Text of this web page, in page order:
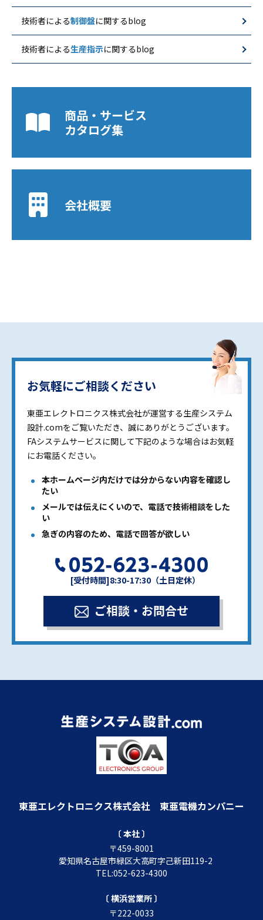
技術者による制御盤に関するblog
技術者による生産指示に関するblog
商品・サービス
カタログ集
会社概要
お気軽にご相談ください
東亜エレクトロニクス株式会社が運営する生産システム
設計.comをご覧いただき、誠にありがとうございます。
FAシステムサービスに関して下記のような場合はお気軽
にお電話ください。
本ホームページ内だけでは分からない内容を確認し
たい
メールでは伝えにくいので、電話で技術相談をした
い
急ぎの内容のため、電話で回答が欲しい
[受付時間]8:30-17:30（土日定休）
ご相談・お問合せ
東亜エレクトロニクス株式会社 東亜電機カンパニー
〔 本社 〕
〒459-8001
愛知県名古屋市緑区大高町字己新田119-2
TEL:052-623-4300
〔 横浜営業所 〕
〒222-0033